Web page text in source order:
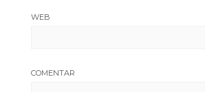
WEB
COMENTAR